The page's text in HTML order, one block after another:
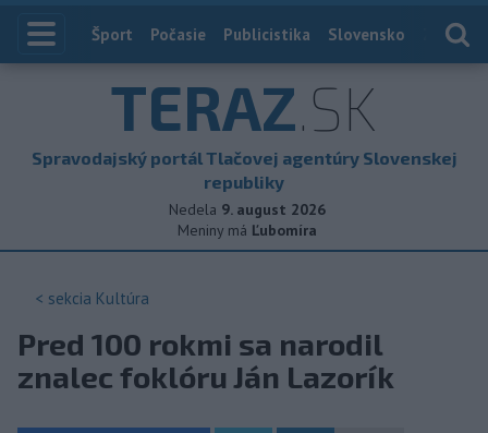
Index
Šport Počasie Publicistika Slovensko
TERAZ.SK
Spravodajský portál Tlačovej agentúry Slovenskej
republiky
Nedela 9. august 2026
Meniny má Ľubomíra
< sekcia Kultúra
Pred 100 rokmi sa narodil
znalec foklóru Ján Lazorík